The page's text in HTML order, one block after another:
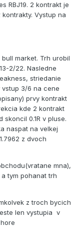
RBJ19. 2 kontrakt je
Vystup na
market. Trh urobil
2/22. Nasledne
striedanie
vstup 3/6 na cene
prvy kontrakt
kde 2 kontrakt
0.1R v pluse.
naspat na velkej
z dvoch
mna),
tym pohanat trh
z troch bycich
len vystupia v